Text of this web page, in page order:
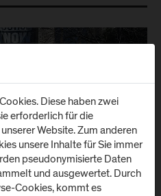
Diese haben zwei
erforderlich für die
Website. Zum anderen
unsere Inhalte für Sie immer
pseudonymisierte Daten
und ausgewertet. Durch
Cookies, kommt es